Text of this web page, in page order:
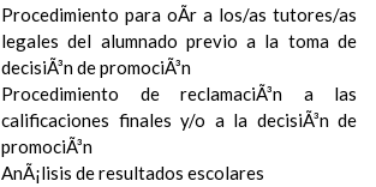
Procedimiento para oÃ­r a los/as tutores/as
legales del alumnado previo a la toma de
decisiÃ³n de promociÃ³n
Procedimiento de reclamaciÃ³n a las
calificaciones finales y/o a la decisiÃ³n de
promociÃ³n
AnÃ¡lisis de resultados escolares